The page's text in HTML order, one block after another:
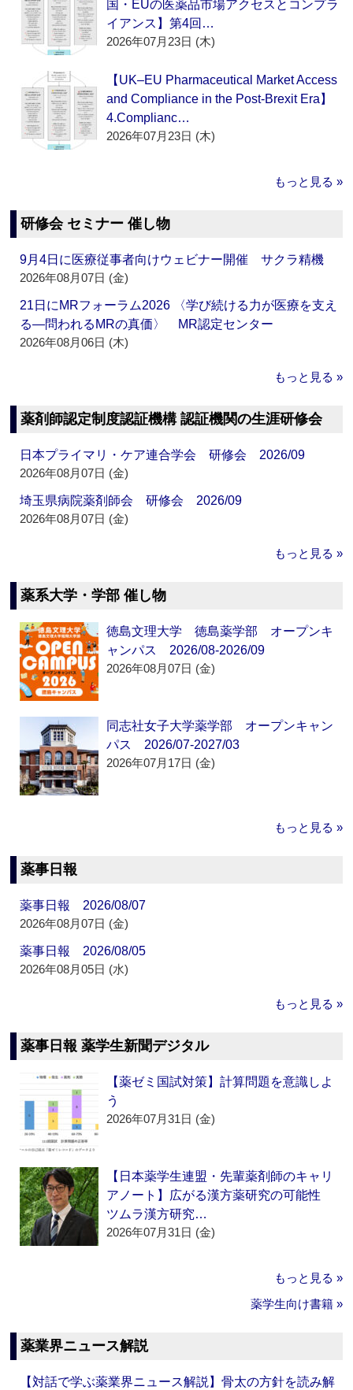
国・EUの医薬品市場アクセスとコンプラ
イアンス】第4回…
2026年07月23日 (木)
【UK–EU Pharmaceutical Market Access
and Compliance in the Post-Brexit Era】
4.Complianc…
2026年07月23日 (木)
もっと見る »
研修会 セミナー 催し物
9月4日に医療従事者向けウェビナー開催 サクラ精機
2026年08月07日 (金)
21日にMRフォーラム2026 〈学び続ける力が医療を支え
る―問われるMRの真価〉 MR認定センター
2026年08月06日 (木)
もっと見る »
薬剤師認定制度認証機構 認証機関の生涯研修会
日本プライマリ・ケア連合学会 研修会 2026/09
2026年08月07日 (金)
埼玉県病院薬剤師会 研修会 2026/09
2026年08月07日 (金)
もっと見る »
薬系大学・学部 催し物
徳島文理大学 徳島薬学部 オープンキ
ャンパス 2026/08-2026/09
2026年08月07日 (金)
同志社女子大学薬学部 オープンキャン
パス 2026/07-2027/03
2026年07月17日 (金)
もっと見る »
薬事日報
薬事日報 2026/08/07
2026年08月07日 (金)
薬事日報 2026/08/05
2026年08月05日 (水)
もっと見る »
薬事日報 薬学生新聞デジタル
【薬ゼミ国試対策】計算問題を意識しよ
う
2026年07月31日 (金)
【日本薬学生連盟・先輩薬剤師のキャリ
アノート】広がる漢方薬研究の可能性
ツムラ漢方研究…
2026年07月31日 (金)
もっと見る »
薬学生向け書籍 »
薬業界ニュース解説
【対話で学ぶ薬業界ニュース解説】骨太の方針を読み解